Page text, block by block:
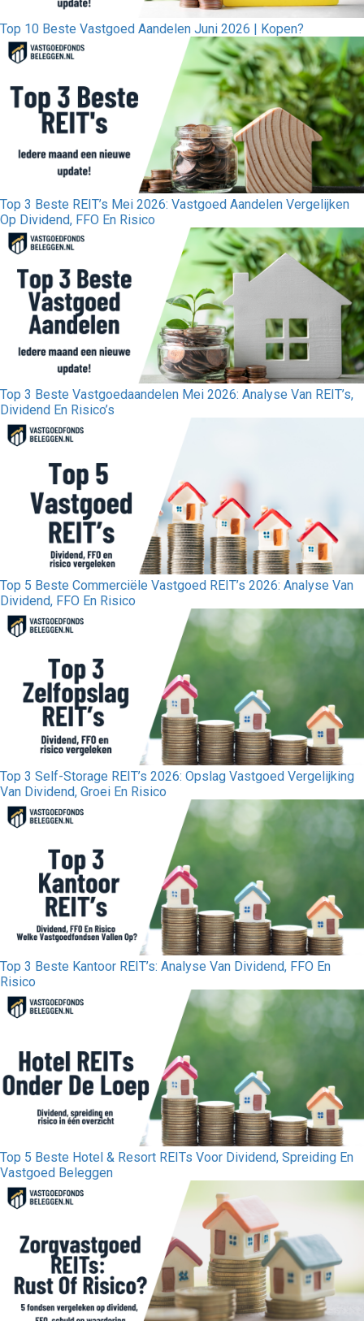
Top 10 Beste Vastgoed Aandelen Juni 2026 | Kopen?
Top 3 Beste REIT’s Mei 2026: Vastgoed Aandelen Vergelijken
Op Dividend, FFO En Risico
Top 3 Beste Vastgoedaandelen Mei 2026: Analyse Van REIT’s,
Dividend En Risico’s
Top 5 Beste Commerciële Vastgoed REIT’s 2026: Analyse Van
Dividend, FFO En Risico
Top 3 Self-Storage REIT’s 2026: Opslag Vastgoed Vergelijking
Van Dividend, Groei En Risico
Top 3 Beste Kantoor REIT’s: Analyse Van Dividend, FFO En
Risico
Top 5 Beste Hotel & Resort REITs Voor Dividend, Spreiding En
Vastgoed Beleggen